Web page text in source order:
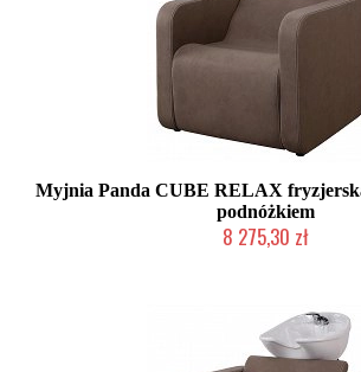
Myjnia Panda CUBE RELAX
podnóżkiem
8 275,30 zł